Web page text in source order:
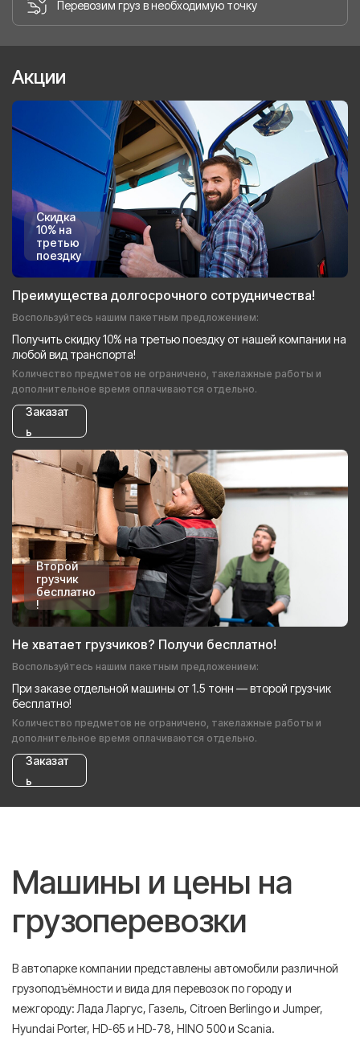
Перевозим груз в необходимую точку
Акции
Скидка
10% на
третью
поездку
Преимущества долгосрочного сотрудничества!
Воспользуйтесь нашим пакетным предложением:
Получить скидку 10% на третью поездку от нашей компании на
любой вид транспорта!
Количество предметов не ограничено, такелажные работы и
дополнительное время оплачиваются отдельно.
Заказат
ь
Второй
грузчик
бесплатно
!
Не хватает грузчиков? Получи бесплатно!
Воспользуйтесь нашим пакетным предложением:
При заказе отдельной машины от 1.5 тонн — второй грузчик
бесплатно!
Количество предметов не ограничено, такелажные работы и
дополнительное время оплачиваются отдельно.
Заказат
ь
Машины и цены на
грузоперевозки
В автопарке компании представлены автомобили различной
грузоподъёмности и вида для перевозок по городу и
межгороду: Лада Ларгус, Газель, Citroen Berlingo и Jumper,
Hyundai Porter, HD-65 и HD-78, HINO 500 и Scania.